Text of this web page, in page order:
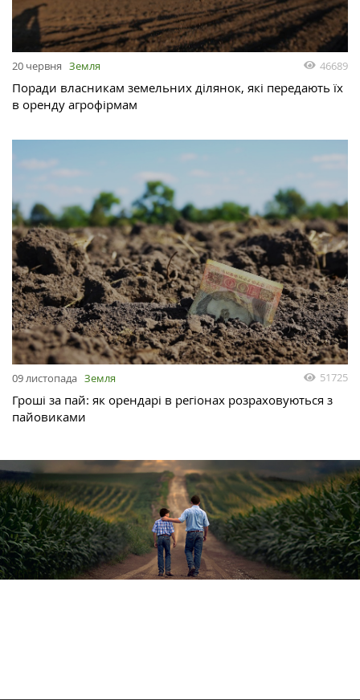
20 червня Земля 46689
Поради власникам земельних ділянок, які передають їх
в оренду агрофірмам
09 листопада Земля 51725
Гроші за пай: як орендарі в регіонах розраховуються з
пайовиками